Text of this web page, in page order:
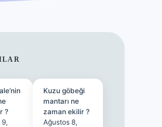
?
9,
Kuzu göbeği
mantarı ne
zaman ekilir ?
Ağustos 8,
tulipbet güncel giriş